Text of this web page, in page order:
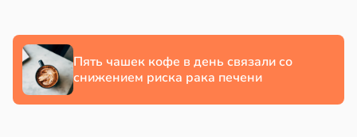
Пять чашек кофе в день связали со
снижением риска рака печени